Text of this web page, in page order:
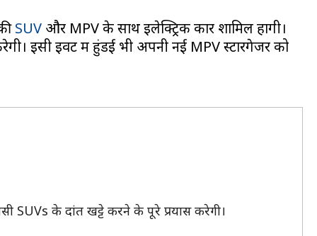
SUV और MPV के साथ इलेक्ट्रिक कारें शामिल होंगी।
इसी इवेंट में हुंडई भी अपनी नई MPV स्टारगेजर को
SUVs के दांत खट्टे करने के पूरे प्रयास करेगी।